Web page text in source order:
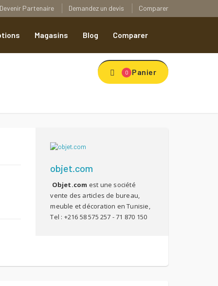
Devenir Partenaire Demandez un devis Comparer
Magasins Blog Comparer
0 Panier
objet.com
Objet.com est une société
vente des articles de bureau,
meuble et décoration en Tunisie,
Tel : +216 58 575 257 - 71 870 150